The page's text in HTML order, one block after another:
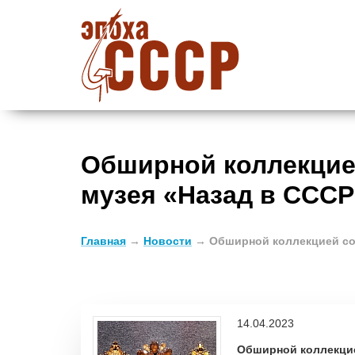
Обширной
музея «Назад в
Главная → Новости → Обширной коллекцией
14.04.2023
Обширной